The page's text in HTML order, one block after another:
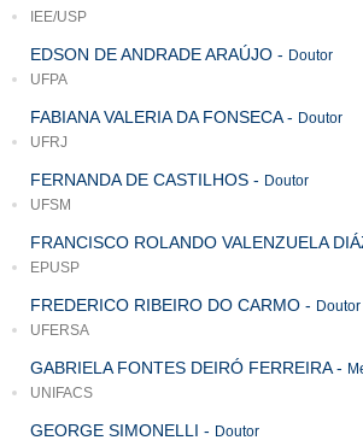
IEE/USP
EDSON DE ANDRADE ARAÚJO - Doutor
UFPA
FABIANA VALERIA DA FONSECA- Doutor
UFRJ
FERNANDA DE CASTILHOS - Doutor
UFSM
FRANCISCO ROLANDO VALENZUELA
EPUSP
FREDERICO RIBEIRO DO CARMO - Doutor
UFERSA
GABRIELA FONTES DEIRÓ FERREIRA-
UNIFACS
GEORGE SIMONELLI - Doutor